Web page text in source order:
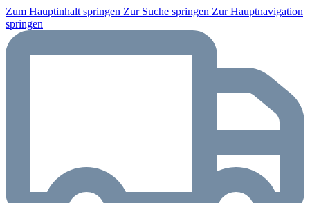
Zum Hauptinhalt springen Zur Suche springen Zur Hauptnavigation
springen